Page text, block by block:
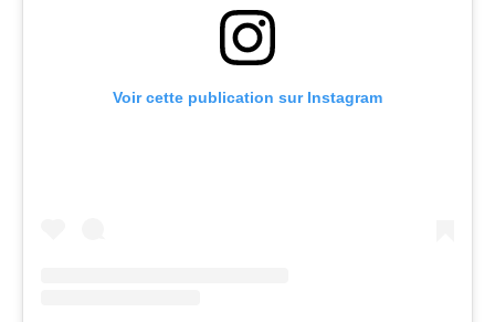
Voir cette publication sur Instagram